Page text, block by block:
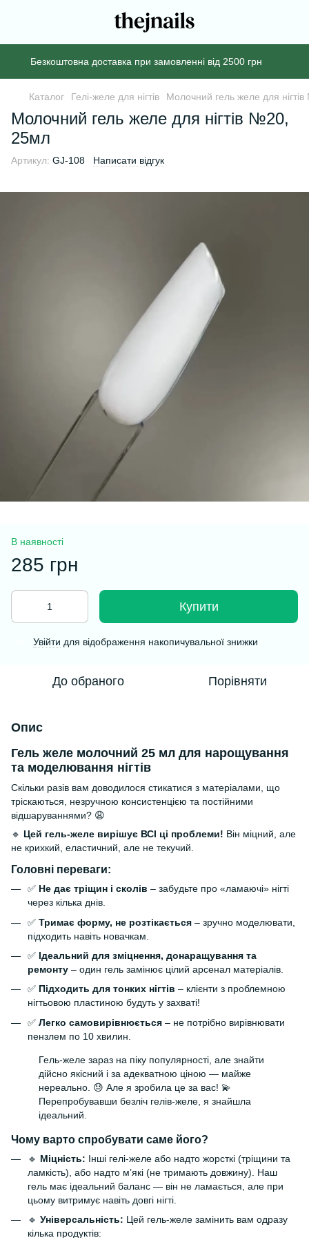
Безкоштовна доставка при замовленні від 2500 грн
Каталог Гелі-желе для нігтів Молочний гель желе для
Молочний гель желе для нігтів №20,
25мл
Артикул: GJ-108 Написати відгук
В наявності
285 грн
Купити
Увійти для відображення накопичувальної знижки
До обраного Порівняти
Опис
Гель желе молочний 25 мл для нарощування
та моделювання нігтів
Скільки разів вам доводилося стикатися з матеріалами, що
тріскаються, незручною консистенцією та постійними
відшаруваннями? 😩
🔹 Цей гель-желе вирішує ВСІ ці проблеми! Він міцний, але
не крихкий, еластичний, але не текучий.
Головні переваги:
✅ Не дає тріщин і сколів – забудьте про «ламаючі» нігті
через кілька днів.
✅ Тримає форму, не розтікається – зручно моделювати,
підходить навіть новачкам.
✅ Ідеальний для зміцнення, донаращування та
ремонту – один гель замінює цілий арсенал матеріалів.
✅ Підходить для тонких нігтів – клієнти з проблемною
нігтьовою пластиною будуть у захваті!
✅ Легко самовирівнюється – не потрібно вирівнювати
пензлем по 10 хвилин.
Гель-желе зараз на піку популярності, але знайти
дійсно якісний і за адекватною ціною — майже
нереально. 😓 Але я зробила це за вас! 💫
Перепробувавши безліч гелів-желе, я знайшла
ідеальний.
Чому варто спробувати саме його?
🔹 Міцність: Інші гелі-желе або надто жорсткі (тріщини та
ламкість), або надто м’які (не тримають довжину). Наш
гель має ідеальний баланс — він не ламається, але при
цьому витримує навіть довгі нігті.
🔹 Універсальність: Цей гель-желе замінить вам одразу
кілька продуктів: